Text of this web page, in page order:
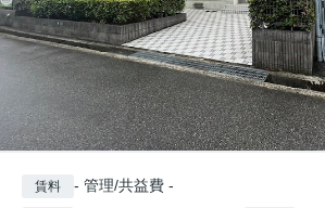
賃料 - 管理/共益費 -